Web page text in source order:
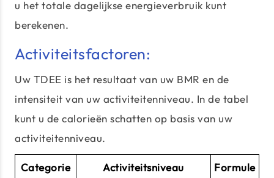
u het totale dagelijkse energieverbruik kunt
berekenen.
Activiteitsfactoren:
Uw TDEE is het resultaat van uw BMR en de
intensiteit van uw activiteitenniveau. In de tabel
kunt u de calorieën schatten op basis van uw
activiteitenniveau.
Categorie Activiteitsniveau Formule